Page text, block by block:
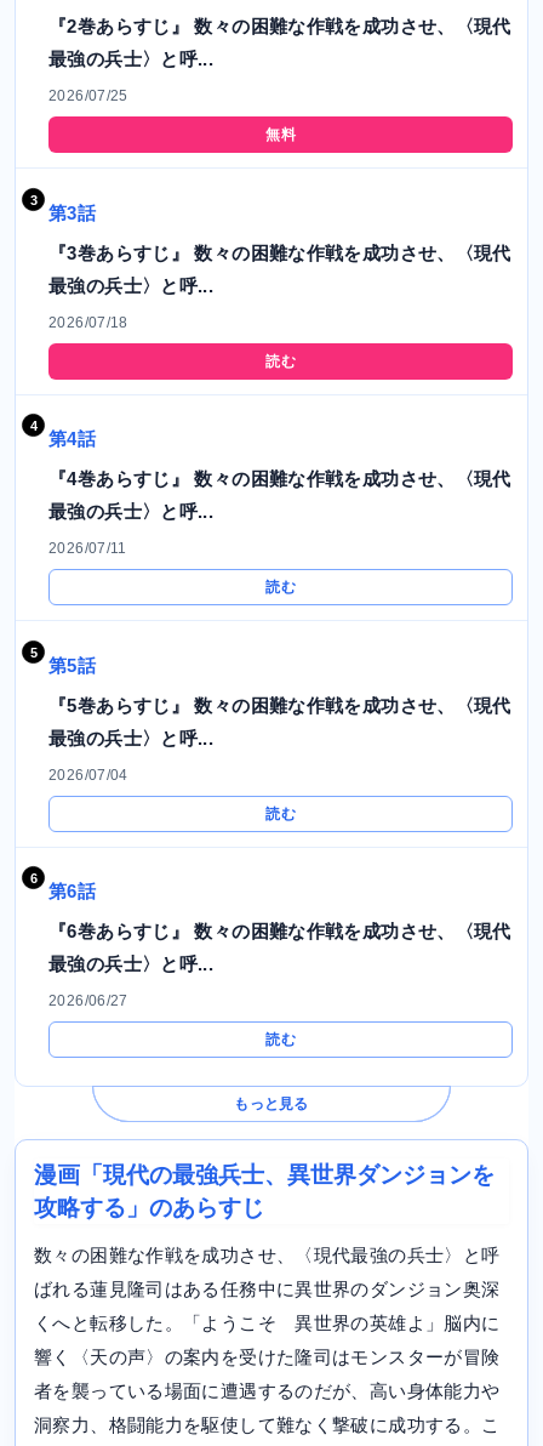
『2巻あらすじ』 数々の困難な作戦を成功させ、〈現代
最強の兵士〉と呼...
2026/07/25
無料
第3話
『3巻あらすじ』 数々の困難な作戦を成功させ、〈現代
最強の兵士〉と呼...
2026/07/18
読む
第4話
『4巻あらすじ』 数々の困難な作戦を成功させ、〈現代
最強の兵士〉と呼...
2026/07/11
読む
第5話
『5巻あらすじ』 数々の困難な作戦を成功させ、〈現代
最強の兵士〉と呼...
2026/07/04
読む
第6話
『6巻あらすじ』 数々の困難な作戦を成功させ、〈現代
最強の兵士〉と呼...
2026/06/27
読む
もっと見る
漫画「現代の最強兵士、異世界ダンジョンを
攻略する」のあらすじ
数々の困難な作戦を成功させ、〈現代最強の兵士〉と呼
ばれる蓮見隆司はある任務中に異世界のダンジョン奥深
くへと転移した。「ようこそ 異世界の英雄よ」脳内に
響く〈天の声〉の案内を受けた隆司はモンスターが冒険
者を襲っている場面に遭遇するのだが、高い身体能力や
洞察力、格闘能力を駆使して難なく撃破に成功する。こ